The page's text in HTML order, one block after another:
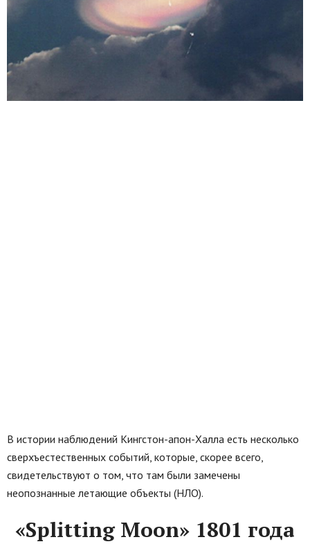
В истории наблюдений Кингстон-апон-Халла есть несколько
сверхъестественных событий, которые, скорее всего,
свидетельствуют о том, что там были замечены
неопознанные летающие объекты (НЛО).
«Splitting Moon» 1801 года